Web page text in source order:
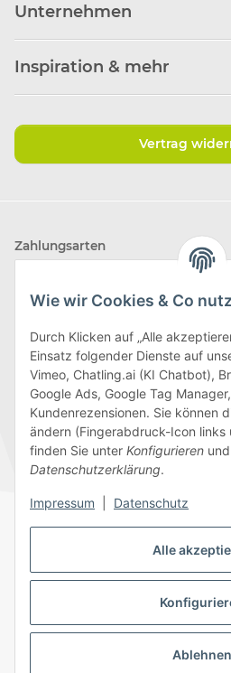
Alle
Ablehnen
Wie wir Cookies & Co
Durch Klicken auf „Alle
Einsatz folgender Dienste auf
Vimeo, Chatling.ai (KI Chatbot),
Google Ads, Google Tag
Kundenrezensionen. Sie können
ändern (Fingerabdruck-Icon links
finden Sie unter Konfigurieren
Datenschutzerklärung.
Impressum Datenschutz
Unternehmen
Inspiration & mehr
Vertrag
Zahlungsarten
Wir versenden mit
Folge uns
DatenschutzAGB